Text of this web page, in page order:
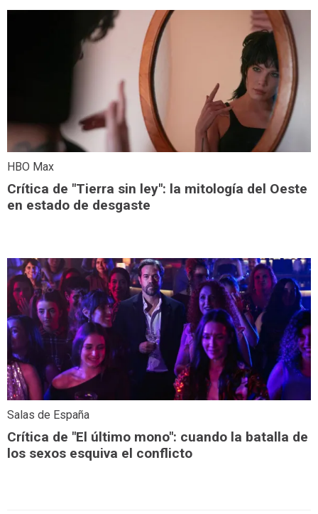
HBO Max
Crítica de "Tierra sin ley": la mitología del Oeste
en estado de desgaste
Salas de España
Crítica de "El último mono": cuando la batalla de
los sexos esquiva el conflicto